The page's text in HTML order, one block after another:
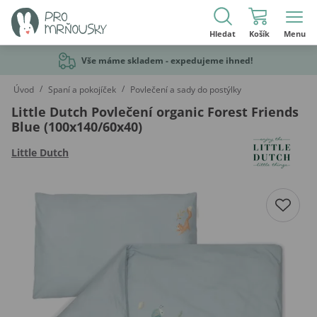
Hledat Košík Menu
Vše máme skladem - expedujeme ihned!
Úvod / Spaní a pokojíček / Povlečení a sady do postýlky
Little Dutch Povlečení organic Forest Friends
Blue (100x140/60x40)
Little Dutch